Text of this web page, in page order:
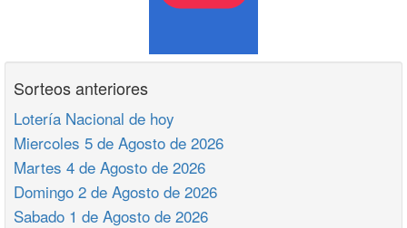
Sorteos anteriores
Lotería Nacional de hoy
Miercoles 5 de Agosto de 2026
Martes 4 de Agosto de 2026
Domingo 2 de Agosto de 2026
Sabado 1 de Agosto de 2026